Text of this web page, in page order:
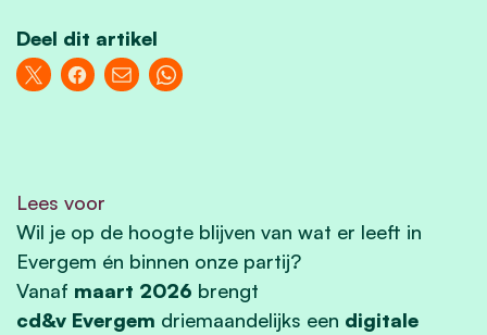
Deel dit artikel
Lees voor
Wil je op de hoogte blijven van wat er leeft in
Evergem én binnen onze partij?
Vanaf maart 2026 brengt
cd&v Evergem driemaandelijks een digitale